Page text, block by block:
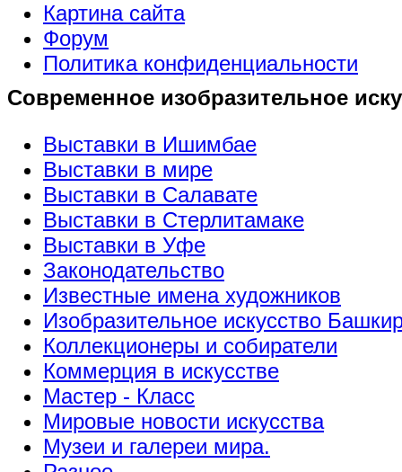
Картина сайта
Форум
Политика конфиденциальности
Современное изобразительное
Выставки в Ишимбае
Выставки в мире
Выставки в Салавате
Выставки в Стерлитамаке
Выставки в Уфе
Законодательство
Известные имена художников
Изобразительное искусство
Коллекционеры и собиратели
Коммерция в искусстве
Мастер - Класс
Мировые новости искусства
Музеи и галереи мира.